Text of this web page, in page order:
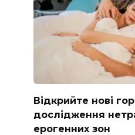
Відкрийте нові
дослідження
ерогенних зон